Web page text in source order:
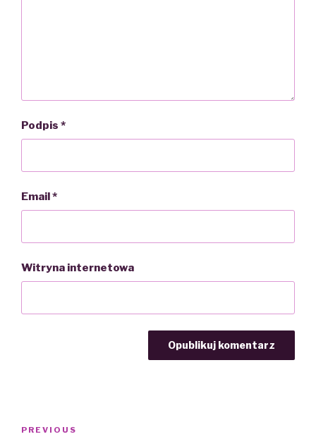
Podpis *
Email*
Witryna internetowa
Previous
PREVIOUS